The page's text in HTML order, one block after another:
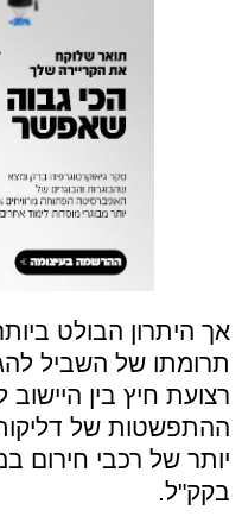
אך היתרון הבולט
תרומתו של השביל
רצועת חיץ בין
ההתפשטות של
יותר של רכבי חירום
בקק"ל.